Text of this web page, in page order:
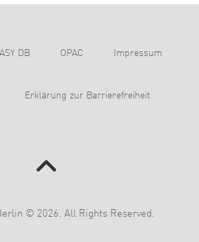
DB OPAC Impressum
Erklärung zur Barrierefreiheit
© 2026. All Rights Reserved.